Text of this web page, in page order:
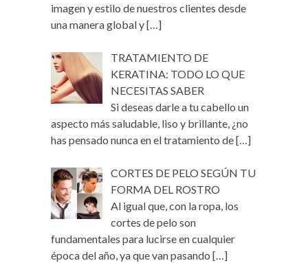
imagen y estilo de nuestros clientes desde
una manera global y[…]
TRATAMIENTO DE
KERATINA: TODO LO QUE
NECESITAS SABER
Si deseas darle a tu cabello un
aspecto más saludable, liso y brillante, ¿no
has pensado nunca en el tratamiento de[…]
CORTES DE PELO SEGÚN TU
FORMA DEL ROSTRO
Al igual que, con la ropa, los
cortes de pelo son
fundamentales para lucirse en cualquier
época del año, ya que van pasando […]